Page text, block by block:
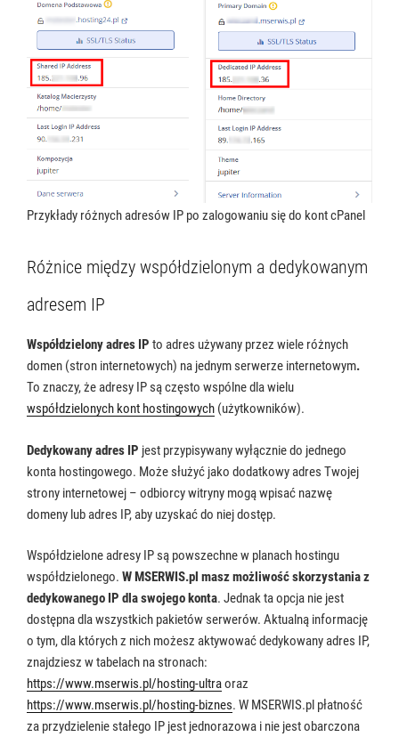
Przykłady różnych adresów IP po zalogowaniu się do kont cPanel
Różnice między współdzielonym a dedykowanym
adresem IP
Współdzielony adres IP to adres używany przez wiele różnych
domen (stron internetowych) na jednym serwerze internetowym.
To znaczy, że adresy IP są często wspólne dla wielu
współdzielonych kont hostingowych (użytkowników).
Dedykowany adres IP jest przypisywany wyłącznie do jednego
konta hostingowego. Może służyć jako dodatkowy adres Twojej
strony internetowej – odbiorcy witryny mogą wpisać nazwę
domeny lub adres IP, aby uzyskać do niej dostęp.
Współdzielone adresy IP są powszechne w planach hostingu
współdzielonego. W MSERWIS.pl masz możliwość skorzystania z
dedykowanego IP dla swojego konta. Jednak ta opcja nie jest
dostępna dla wszystkich pakietów serwerów. Aktualną informację
o tym, dla których z nich możesz aktywować dedykowany adres IP,
znajdziesz w tabelach na stronach:
https://www.mserwis.pl/hosting-ultraoraz
https://www.mserwis.pl/hosting-biznes. W MSERWIS.pl płatność
za przydzielenie stałego IP jest jednorazowa i nie jest obarczona